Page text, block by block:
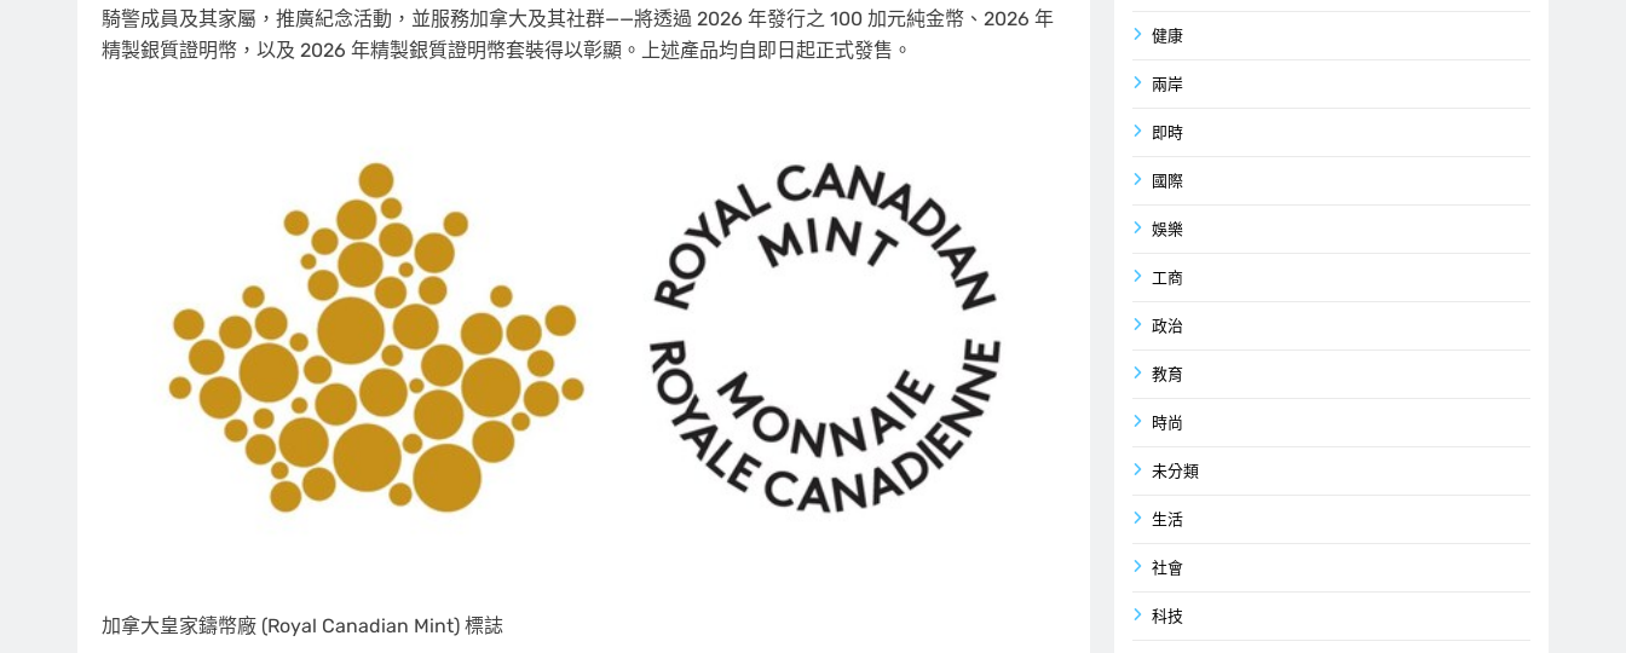
騎警成員及其家屬，推廣紀念活動，並服務加拿大及其社群——將透過 2026 年發行之 100 加元純金幣、2026 年
精製銀質證明幣，以及 2026 年精製銀質證明幣套裝得以彰顯。上述產品均自即日起正式發售。
加拿大皇家鑄幣廠 (Royal Canadian Mint) 標誌
健康
兩岸
即時
國際
娛樂
工商
政治
教育
時尚
未分類
生活
社會
科技